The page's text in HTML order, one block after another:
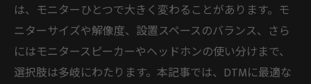
は、モニターひとつで大きく変わることがあります。モ
ニターサイズや解像度、設置スペースのバランス、さら
にはモニタースピーカーやヘッドホンの使い分けまで、
選択肢は多岐にわたります。本記事では、DTMに最適な